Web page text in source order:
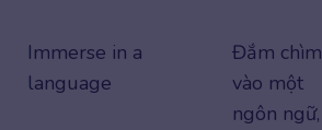
Immerse in a
language
Đắm chìm
vào một
ngôn ngữ,